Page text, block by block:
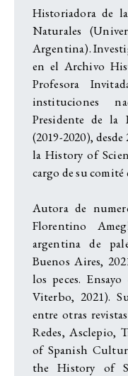
Historiadora de
Naturales
Argentina).
en el Archivo
Profesora
instituciones
Presidente de la
(2019-2020),
la History of
cargo de su
Autora de
Florentino
argentina de
Buenos Aires,
los peces.
Viterbo, 2021).
entre otras
Redes, Asclepio,
of Spanish
the History of